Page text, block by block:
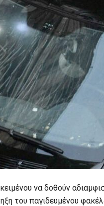
να δοθούν
του παγιδευμένου